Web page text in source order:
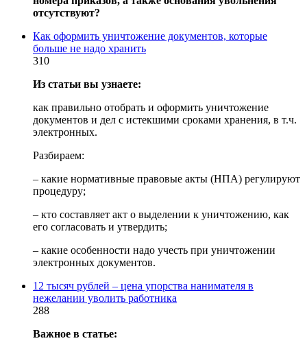
отсутствуют?
Как оформить уничтожение документов, которые
больше не надо хранить
310
Из статьи вы узнаете:
как правильно отобрать и оформить уничтожение
документов и дел с истекшими сроками хранения, в т.ч.
электронных.
Разбираем:
– какие нормативные правовые акты (НПА) регулируют
процедуру;
– кто составляет акт о выделении к уничтожению, как
его согласовать и утвердить;
– какие особенности надо учесть при уничтожении
электронных документов.
12 тысяч рублей – цена упорства нанимателя в
нежелании уволить работника
288
Важное в статье: